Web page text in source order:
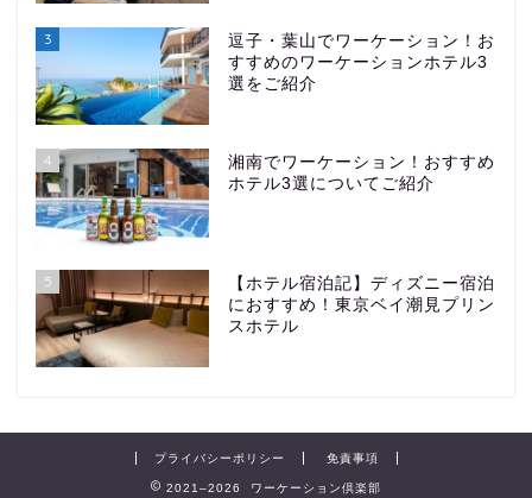
3
逗子・葉山でワーケーション！お
すすめのワーケーションホテル3
選をご紹介
4
湘南でワーケーション！おすすめ
ホテル3選についてご紹介
5
【ホテル宿泊記】ディズニー宿泊
におすすめ！東京ベイ潮見プリン
スホテル
プライバシーポリシー 免責事項
2021–2026 ワーケーション倶楽部